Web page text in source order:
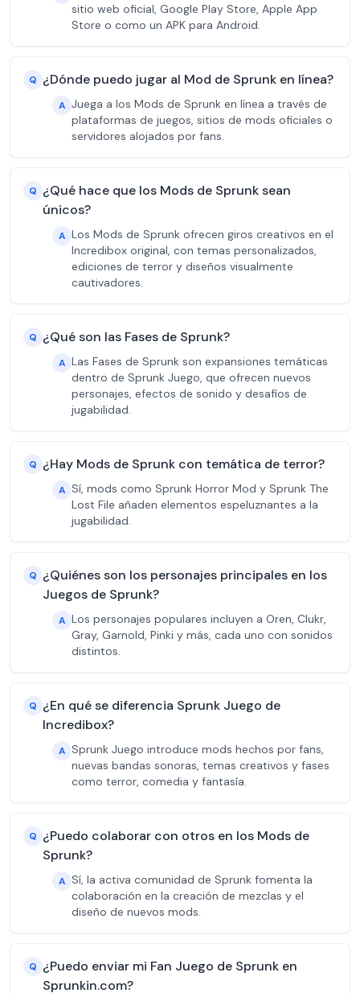
sitio web oficial, Google Play Store, Apple App
Store o como un APK para Android.
Q ¿Dónde puedo jugar al Mod de Sprunk en línea?
A Juega a los Mods de Sprunk en línea a través de
plataformas de juegos, sitios de mods oficiales o
servidores alojados por fans.
Q ¿Qué hace que los Mods de Sprunk sean
únicos?
A Los Mods de Sprunk ofrecen giros creativos en el
Incredibox original, con temas personalizados,
ediciones de terror y diseños visualmente
cautivadores.
Q ¿Qué son las Fases de Sprunk?
A Las Fases de Sprunk son expansiones temáticas
dentro de Sprunk Juego, que ofrecen nuevos
personajes, efectos de sonido y desafíos de
jugabilidad.
Q ¿Hay Mods de Sprunk con temática de terror?
A Sí, mods como Sprunk Horror Mod y Sprunk The
Lost File añaden elementos espeluznantes a la
jugabilidad.
Q ¿Quiénes son los personajes principales en los
Juegos de Sprunk?
A Los personajes populares incluyen a Oren, Clukr,
Gray, Garnold, Pinki y más, cada uno con sonidos
distintos.
Q ¿En qué se diferencia Sprunk Juego de
Incredibox?
A Sprunk Juego introduce mods hechos por fans,
nuevas bandas sonoras, temas creativos y fases
como terror, comedia y fantasía.
Q ¿Puedo colaborar con otros en los Mods de
Sprunk?
A Sí, la activa comunidad de Sprunk fomenta la
colaboración en la creación de mezclas y el
diseño de nuevos mods.
Q ¿Puedo enviar mi Fan Juego de Sprunk en
Sprunkin.com?